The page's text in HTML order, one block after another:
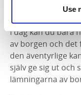
Use
Holmboborg
I dag kan du bara
av borgen och det
den äventyrlige
själv ge sig ut och
lämningarna av